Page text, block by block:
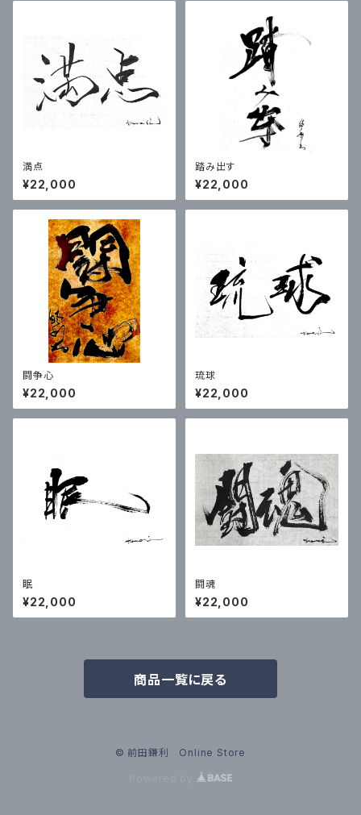
満点
¥22,000
踏み出す
¥22,000
闘争心
¥22,000
琉球
¥22,000
眠
¥22,000
闘魂
¥22,000
商品一覧に戻る
© 前田鎌利 Online Store